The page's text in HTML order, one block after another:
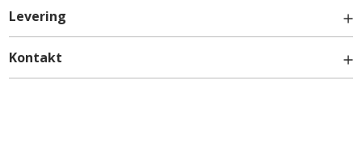
Løs skuffe, lav til fuldt udtræk og soft-luk - Bredde:
80cm
skinnesæt
Levering
Kontakt